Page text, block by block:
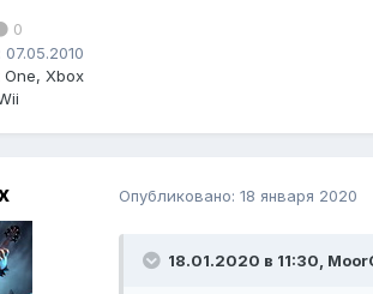
0
One, Xbox
Опубликовано: 18 января 2020
18.01.2020 в 11:30,